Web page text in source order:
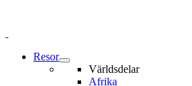
Resor
Världsdelar
Afrika